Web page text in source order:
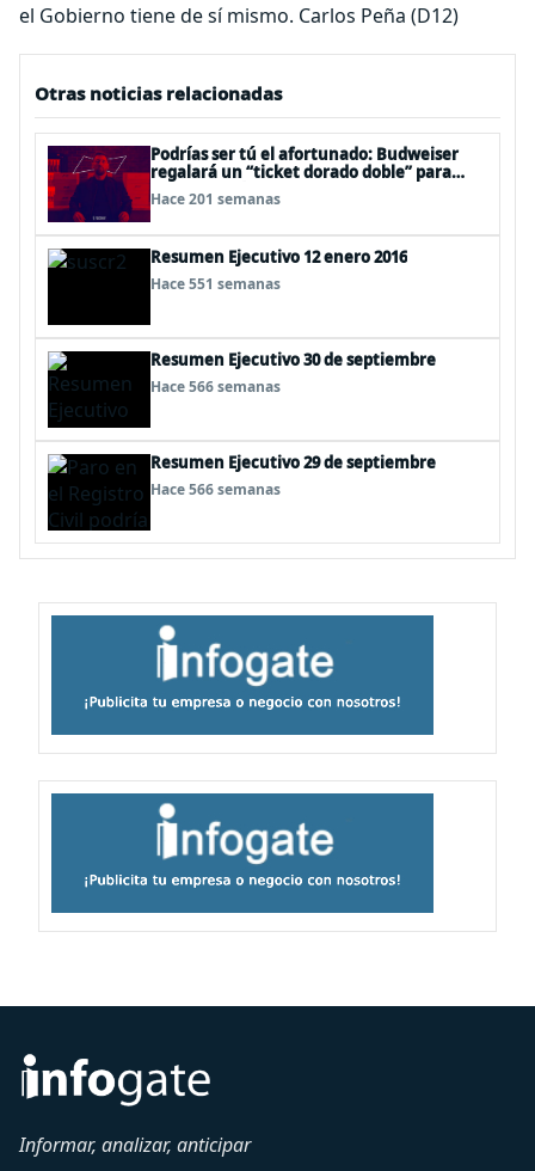
el Gobierno tiene de sí mismo. Carlos Peña (D12)
Otras noticias relacionadas
Podrías ser tú el afortunado: Budweiser
regalará un “ticket dorado doble” para
llevar a fanáticos al Mundial de Qatar 2022
con todo pagado
Hace 201 semanas
Resumen Ejecutivo 12 enero 2016
Hace 551 semanas
Resumen Ejecutivo 30 de septiembre
Hace 566 semanas
Resumen Ejecutivo 29 de septiembre
Hace 566 semanas
Informar, analizar, anticipar